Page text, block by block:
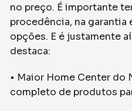
no preço. É importante
procedência, na garantia
opções. E é justamente
destaca:
• Maior Home Center do
completo de produtos